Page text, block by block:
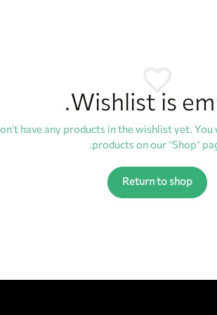
Wishlist is
have any products in the wishlist yet.
products on our "Shop"
Return to shop